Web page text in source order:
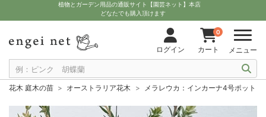
植物とガーデン用品の通販サイト【園芸ネット】本店
どなたでも購入頂けます
ログイン
0
カート メニュー
花木 庭木の苗 オーストラリア花木 メラレウカ：インカーナ4号ポット